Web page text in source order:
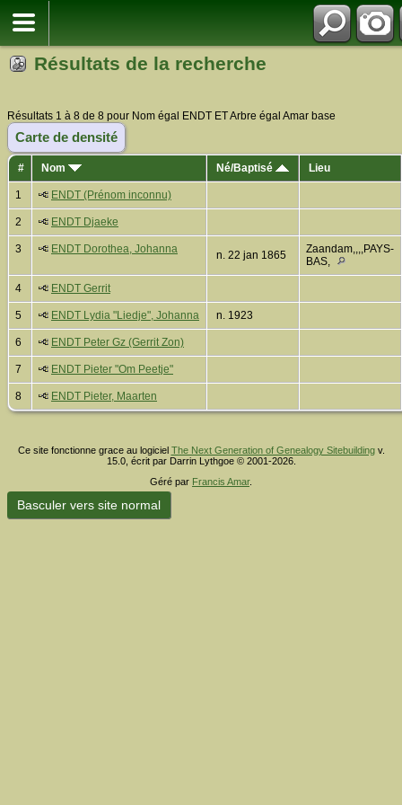
Résultats de la recherche
Résultats 1 à 8 de 8 pour Nom égal ENDT ET Arbre égal Amar base
Carte de densité
# Nom Né/Baptisé Lieu
1 ENDT (Prénom inconnu)
2 ENDT Djaeke
3 ENDT Dorothea, Johanna n. 22 jan 1865
Zaandam,,,,PAYS-
BAS,
4 ENDT Gerrit
5 ENDT Lydia "Liedje", Johanna n. 1923
6 ENDT Peter Gz (Gerrit Zon)
7 ENDT Pieter "Om Peetje"
8 ENDT Pieter, Maarten
Ce site fonctionne grace au logiciel The Next Generation of Genealogy Sitebuildingv.
15.0, écrit par Darrin Lythgoe © 2001-2026.
Géré par Francis Amar.
Basculer vers site normal